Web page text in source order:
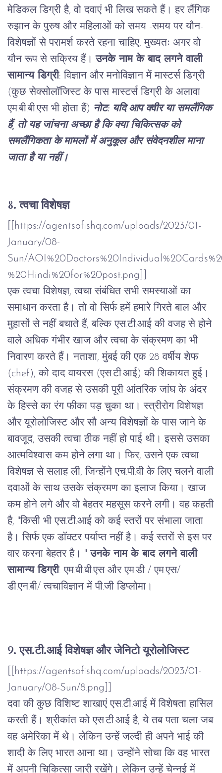
मेडिकल डिग्री है,वो दवाएं भी लिख सकते हैं। हर लैंगिक
रुझान के पुरुष और महिलाओं को समय -समय पर यौन-
विशेषज्ञों से परामर्श करते रहना चाहिए,मुख्यतः अगर वो
यौन रूप से सक्रिय हैं। उनके नाम के बाद लगने वाली
सामान्य डिग्री:विज्ञान और मनोविज्ञान में मास्टर्स डिग्री
(कुछ सेक्सोलॉजिस्ट के पास मास्टर्स डिग्री के अलावा
एम.बी.बी.एस भी होता हैं) नोट: यदि आप क्वीर या समलैंगिक
हैं, तो यह जांचना अच्छा है कि क्या चिकित्सक को
समलैंगिकता के मामलों में अनुकूल और संवेदनशील माना
जाता है या नहीं।
8.त्वचाविशेषज्ञ
[[https://agentsofishq.com/uploads/2023/01-
January/08-
Sun/
%20Hindi%20for%20post.png]]
एक त्वचा विशेषज्ञ,त्वचा संबंधित सभी समस्याओं का
समाधान करता है। तो वो सिर्फ हमें हमारे गिरते बाल और
मुहासों से नहीं बचाते हैं,बल्कि एस.टी.आई की वजह से होने
वाले अधिक गंभीर खाज और त्वचा के संक्रमण का भी
निवारण करते हैं। नताशा,मुंबई की एक 28वर्षीय शेफ
(chef),को दाद वायरस(एस.टी.आई)की शिकायत हुई।
संक्रमण की वजह से उसकी पूरी आंतरिक जांघ के अंदर
के हिस्से का रंग फीका पड़ चुका था। स्त्रीरोग विशेषज्ञ
और यूरोलोजिस्ट और सौ अन्य विशेषज्ञों के पास जाने के
बावजूद,उसकी त्वचा ठीक नहीं हो पाई थी। इससे उसका
आत्मविश्वास कम होने लगा था। फिर,उसने एक त्वचा
विशेषज्ञ से सलाह ली,जिन्होंने एच.पी.वी के लिए चलने वाली
दवाओं के साथ उसके संक्रमण का इलाज किया। खाज
कम होने लगे और वो बेहतर महसूस करने लगी। वह कहती
है, "किसी भी एस.टी.आई को कई स्तरों पर संभाला जाता
है। सिर्फ एक डॉक्टर पर्याप्त नहीं है। कई स्तरों से इस पर
वार करना बेहतर है। " उनके नाम के बाद लगने वाली
सामान्य डिग्री:एम.बी.बी.एस और एम.डी /एम.एस/
डी.एन.बी/त्वचाविज्ञान में पी.जी डिप्लोमा।
9.एस.टी.आईविशेषज्ञऔरजेनिटोयूरोलोजिस्ट
[[https://agentsofishq.com/uploads/2023/01-
January/08-Sun/8.png]]
दवा की कुछ विशिष्ट शाखाएं एस.टी.आई में विशेषता हासिल
करती हैं। श्रीकांत को एस.टी.आई है,ये तब पता चला जब
वह अमेरिका में थे। लेकिन उन्हें जल्दी ही अपने भाई की
शादी के लिए भारत आना था। उन्होंने सोचा कि वह भारत
में अपनी चिकित्सा जारी रखेंगे। लेकिन उन्हें चेन्नई में